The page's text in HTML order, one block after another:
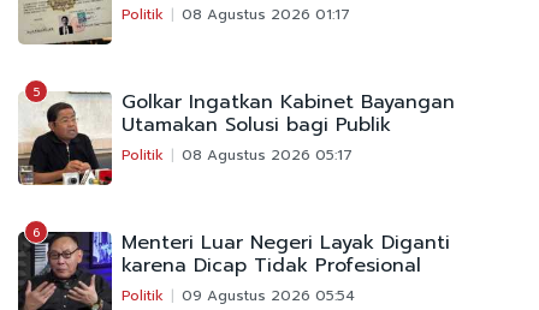
Politik 08 Agustus 2026 01:17
5 Golkar Ingatkan Kabinet Bayangan
Utamakan Solusi bagi Publik
Politik 08 Agustus 2026 05:17
6 Menteri Luar Negeri Layak Diganti
karena Dicap Tidak Profesional
Politik 09 Agustus 2026 05:54